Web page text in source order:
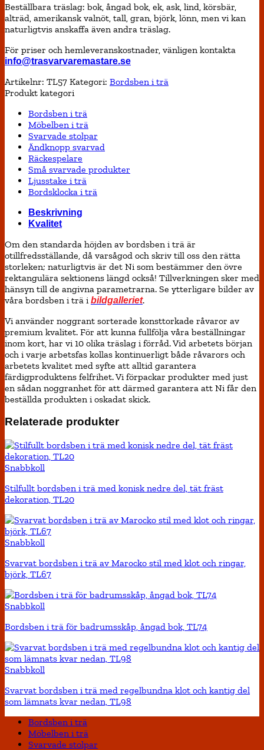
Beställbara träslag: bok, ångad bok, ek, ask, lind, körsbär,
alträd, amerikansk valnöt, tall, gran, björk, lönn, men vi kan
naturligtvis anskaffa även andra träslag.
För priser och hemleveranskostnader, vänligen kontakta
info@trasvarvaremastare.se
Artikelnr: TL57 Kategori: Bordsben i trä
Produkt kategori
Bordsben i trä
Möbelben i trä
Svarvade stolpar
Ändknopp svarvad
Räckespelare
Små svarvade produkter
Ljusstake i trä
Bordsklocka i trä
Beskrivning
Kvalitet
Om den standarda höjden av bordsben i trä är
otillfredsställande, då varsågod och skriv till oss den rätta
storleken; naturligtvis är det Ni som bestämmer den övre
rektangulära sektionens längd också! Tillverkningen sker med
hänsyn till de angivna parametrarna. Se ytterligare bilder av
våra bordsben i trä i bildgalleriet.
Vi använder noggrant sorterade konsttorkade råvaror av
premium kvalitet. För att kunna fullfölja våra beställningar
inom kort, har vi 10 olika träslag i förråd. Vid arbetets början
och i varje arbetsfas kollas kontinuerligt både råvarors och
arbetets kvalitet med syfte att alltid garantera
färdigproduktens felfrihet. Vi förpackar produkter med just
en sådan noggranhet för att därmed garantera att Ni får den
beställda produkten i oskadat skick.
Relaterade produkter
Snabbkoll
Stilfullt bordsben i trä med konisk nedre del, tät fräst
dekoration, TL20
Snabbkoll
Svarvat bordsben i trä av Marocko stil med klot och ringar,
björk, TL67
Snabbkoll
Bordsben i trä för badrumsskåp, ångad bok, TL74
Snabbkoll
Svarvat bordsben i trä med regelbundna klot och kantig del
som lämnats kvar nedan, TL98
Bordsben i trä
Möbelben i trä
Svarvade stolpar